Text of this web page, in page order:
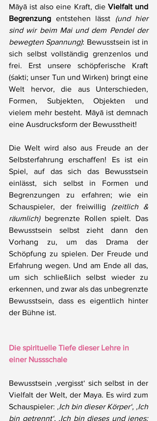
Māyā ist also eine Kraft, die Vielfalt und
Begrenzung entstehen lässt (und hier
sind wir beim Mai und dem Pendel der
bewegten Spannung): Bewusstsein ist in
sich selbst vollständig grenzenlos und
frei. Erst unsere schöpferische Kraft
(śakti; unser Tun und Wirken) bringt eine
Welt hervor, die aus Unterschieden,
Formen, Subjekten, Objekten und
vielem mehr besteht. Māyā ist demnach
eine Ausdrucksform der Bewusstheit!
Die Welt wird also aus Freude an der
Selbsterfahrung erschaffen! Es ist ein
Spiel, auf das sich das Bewusstsein
einlässt, sich selbst in Formen und
Begrenzungen zu erfahren; wie ein
Schauspieler, der freiwillig (zeitlich &
räumlich) begrenzte Rollen spielt. Das
Bewusstsein selbst zieht dann den
Vorhang zu, um das Drama der
Schöpfung zu spielen. Der Freude und
Erfahrung wegen. Und am Ende all das,
um sich schließlich selbst wieder zu
erkennen, und zwar als das unbegrenzte
Bewusstsein, dass es eigentlich hinter
der Bühne ist.
Die spirituelle Tiefe dieser Lehre in
einer Nussschale
Bewusstsein ‚vergisst‘ sich selbst in der
Vielfalt der Welt, der Maya. Es wird zum
Schauspieler: ‚Ich bin dieser Körper‘, ‚Ich
bin getrennt‘, ‚Ich bin dieses und jenes;